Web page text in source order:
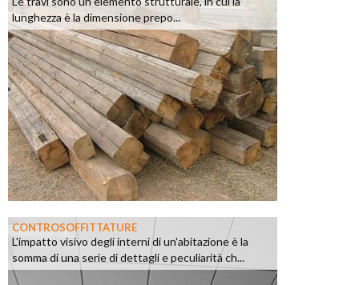
lunghezza è la dimensione prepo...
CONTROSOFFITTATURE
L'impatto visivo degli interni di un'abitazione è la
somma di una serie di dettagli e peculiarità ch...